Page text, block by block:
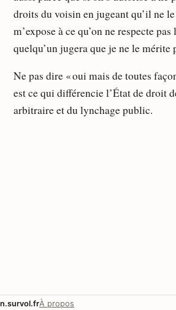
droits du voisin en jugeant qu’il ne
m’expose à ce qu’on ne respecte
quelqu’un jugera que je ne le mérite
Ne pas dire « oui mais de toutes
est ce qui différencie l’État de droit
arbitraire et du lynchage public.
n.survol.frÀ propos